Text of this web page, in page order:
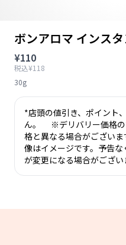
ボンアロマ インス
¥110
税込¥118
30g
*店頭の値引き、ポイント
ん。 ※デリバリー価格の
格と異なる場合がござい
像はイメージです。予告
が変更になる場合がござい